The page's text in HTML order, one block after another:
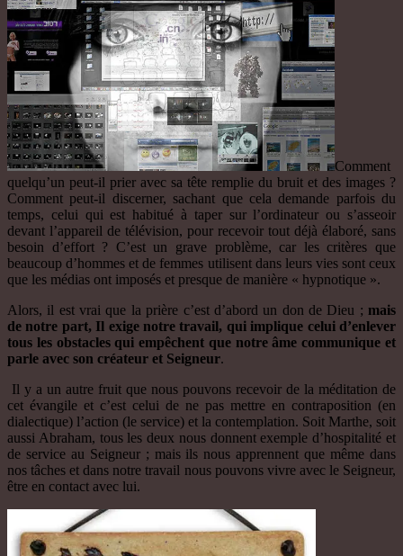
Comment
quelqu’un peut-il prier avec sa tête remplie du bruit et des images ?
Comment peut-il discerner, sachant que cela demande parfois du
temps, celui qui est habitué à taper sur l’ordinateur ou s’asseoir
devant l’appareil de télévision, pour recevoir tout déjà élaboré, sans
besoin d’effort ? C’est un grave problème, car les critères que
beaucoup d’hommes et de femmes utilisent dans leurs vies sont ceux
que les médias ont imposés et presque de manière « hypnotique ».
Alors, il est vrai que la prière c’est d’abord un don de Dieu ; mais
de notre part, Il exige notre travail, qui implique celui d’enlever
tous les obstacles qui empêchent que notre âme communique et
parle avec son créateur et Seigneur.
Il y a un autre fruit que nous pouvons recevoir de la méditation de
cet évangile et c’est celui de ne pas mettre en contraposition (en
dialectique) l’action (le service) et la contemplation. Soit Marthe, soit
aussi Abraham, tous les deux nous donnent exemple d’hospitalité et
de service au Seigneur ; mais ils nous apprennent que même dans
nos tâches et dans notre travail nous pouvons vivre avec le Seigneur,
être en contact avec lui.